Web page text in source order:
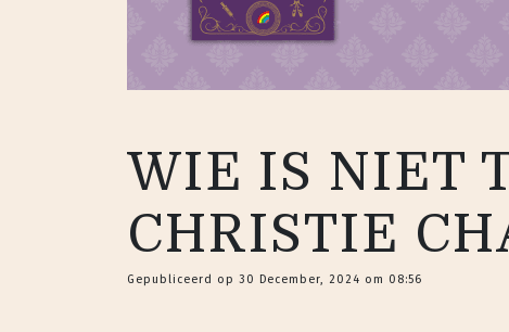
WIE IS NIET
CHRISTIE
Gepubliceerd op 30 December, 2024 om 08:56